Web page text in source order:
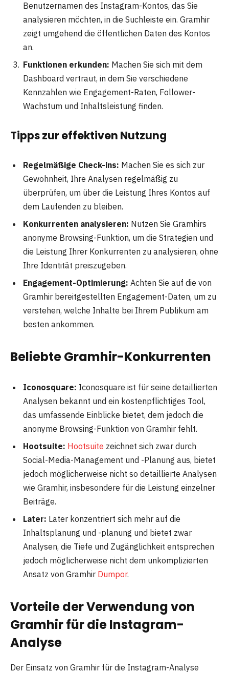
Benutzernamen des Instagram-Kontos, das Sie
analysieren möchten, in die Suchleiste ein. Gramhir
zeigt umgehend die öffentlichen Daten des Kontos
an.
Funktionen erkunden: Machen Sie sich mit dem
Dashboard vertraut, in dem Sie verschiedene
Kennzahlen wie Engagement-Raten, Follower-
Wachstum und Inhaltsleistung finden.
Tipps zur effektiven Nutzung
Regelmäßige Check-ins: Machen Sie es sich zur
Gewohnheit, Ihre Analysen regelmäßig zu
überprüfen, um über die Leistung Ihres Kontos auf
dem Laufenden zu bleiben.
Konkurrenten analysieren: Nutzen Sie Gramhirs
anonyme Browsing-Funktion, um die Strategien und
die Leistung Ihrer Konkurrenten zu analysieren, ohne
Ihre Identität preiszugeben.
Engagement-Optimierung: Achten Sie auf die von
Gramhir bereitgestellten Engagement-Daten, um zu
verstehen, welche Inhalte bei Ihrem Publikum am
besten ankommen.
Beliebte Gramhir-Konkurrenten
Iconosquare: Iconosquare ist für seine detaillierten
Analysen bekannt und ein kostenpflichtiges Tool,
das umfassende Einblicke bietet, dem jedoch die
anonyme Browsing-Funktion von Gramhir fehlt.
Hootsuite: Hootsuite zeichnet sich zwar durch
Social-Media-Management und -Planung aus, bietet
jedoch möglicherweise nicht so detaillierte Analysen
wie Gramhir, insbesondere für die Leistung einzelner
Beiträge.
Later: Later konzentriert sich mehr auf die
Inhaltsplanung und -planung und bietet zwar
Analysen, die Tiefe und Zugänglichkeit entsprechen
jedoch möglicherweise nicht dem unkomplizierten
Ansatz von Gramhir Dumpor.
Vorteile der Verwendung von
Gramhir für die Instagram-
Analyse
Der Einsatz von Gramhir für die Instagram-Analyse